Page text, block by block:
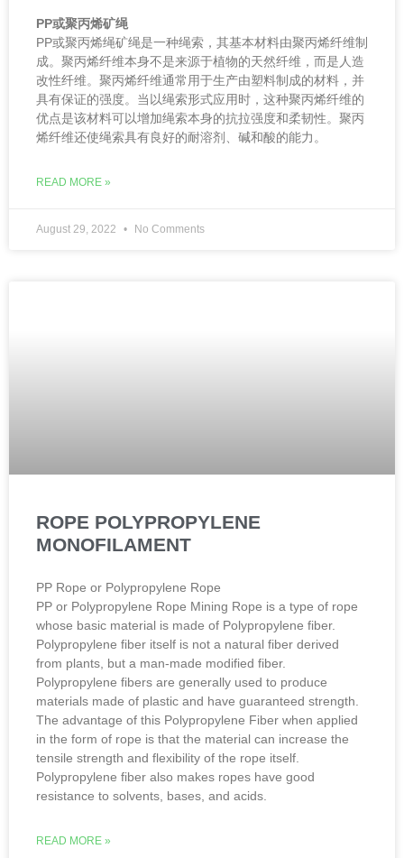
PP或聚丙烯矿绳
PP或聚丙烯绳矿绳是一种绳索，其基本材料由聚丙烯纤维制
成。聚丙烯纤维本身不是来源于植物的天然纤维，而是人造
改性纤维。聚丙烯纤维通常用于生产由塑料制成的材料，并
具有保证的强度。当以绳索形式应用时，这种聚丙烯纤维的
优点是该材料可以增加绳索本身的抗拉强度和柔韧性。聚丙
烯纤维还使绳索具有良好的耐溶剂、碱和酸的能力。
READ MORE »
August 29, 2022 No Comments
ROPE POLYPROPYLENE
MONOFILAMENT
PP Rope or Polypropylene Rope
PP or Polypropylene Rope Mining Rope is a type of rope
whose basic material is made of Polypropylene fiber.
Polypropylene fiber itself is not a natural fiber derived
from plants, but a man-made modified fiber.
Polypropylene fibers are generally used to produce
materials made of plastic and have guaranteed strength.
The advantage of this Polypropylene Fiber when applied
in the form of rope is that the material can increase the
tensile strength and flexibility of the rope itself.
Polypropylene fiber also makes ropes have good
resistance to solvents, bases, and acids.
READ MORE »